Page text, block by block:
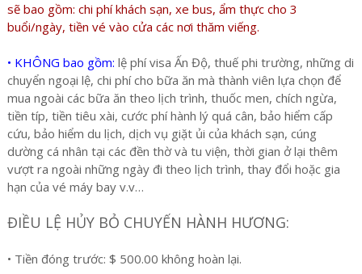
sẽ bao gồm: chi phí khách sạn, xe bus, ẩm thực cho 3
buổi/ngày, tiền vé vào cửa các nơi thăm viếng.
• KHÔNG bao gồm: lệ phí visa Ấn Độ, thuế phi trường, những di
chuyển ngoại lệ, chi phí cho bữa ăn mà thành viên lựa chọn để
mua ngoài các bữa ăn theo lịch trình, thuốc men, chích ngừa,
tiền típ, tiền tiêu xài, cước phí hành lý quá cân, bảo hiểm cấp
cứu, bảo hiểm du lịch, dịch vụ giặt ủi của khách sạn, cúng
dường cá nhân tại các đền thờ và tu viện, thời gian ở lại thêm
vượt ra ngoài những ngày đi theo lịch trình, thay đổi hoặc gia
hạn của vé máy bay v.v…
ĐIỀU LỆ HỦY BỎ CHUYẾN HÀNH HƯƠNG:
• Tiền đóng trước: $ 500.00 không hoàn lại.